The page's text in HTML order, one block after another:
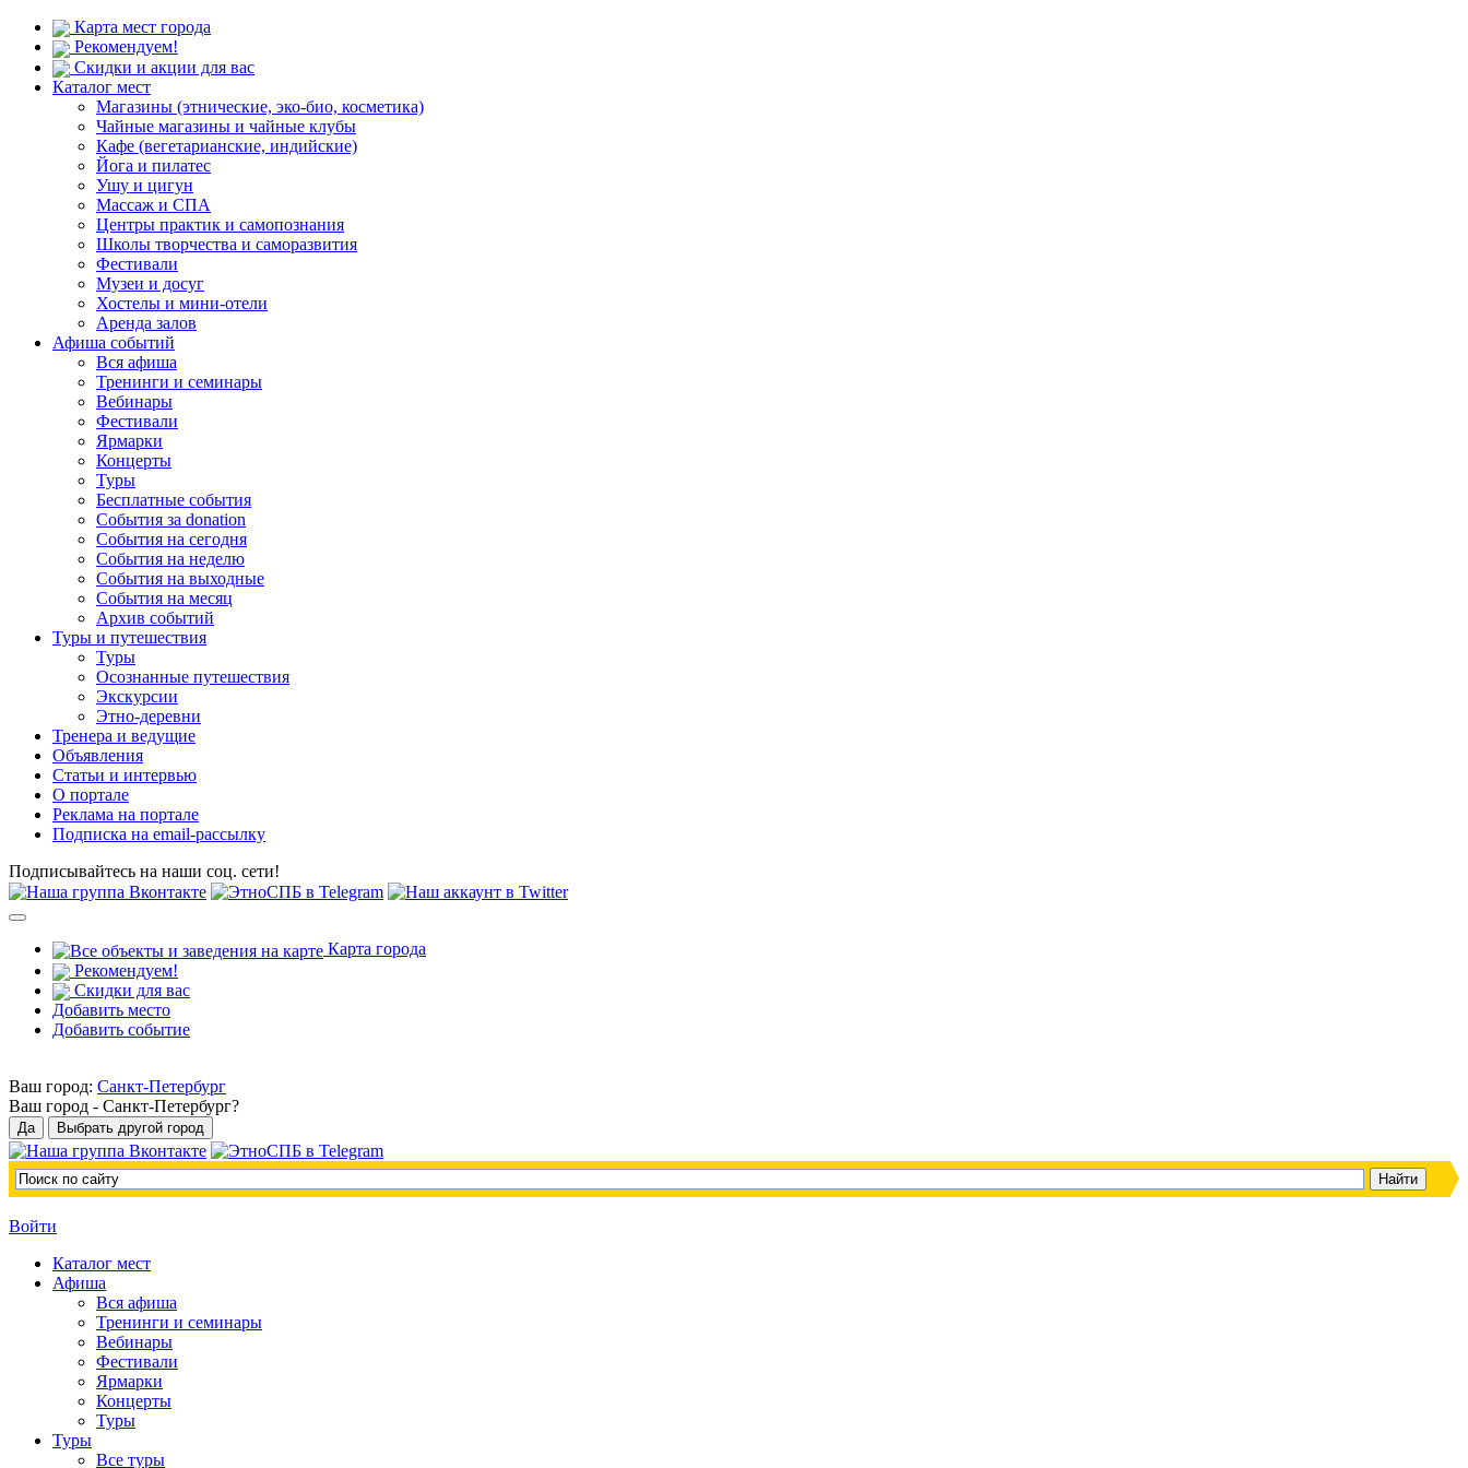
Карта мест города
Рекомендуем!
Скидки и акции для вас
Каталог мест
Магазины (этнические, эко-био, косметика)
Чайные магазины и чайные клубы
Кафе (вегетарианские, индийские)
Йога и пилатес
Ушу и цигун
Массаж и СПА
Центры практик и самопознания
Школы творчества и саморазвития
Фестивали
Музеи и досуг
Хостелы и мини-отели
Аренда залов
Афиша событий
Вся афиша
Тренинги и семинары
Вебинары
Фестивали
Ярмарки
Концерты
Туры
Бесплатные события
События за donation
События на сегодня
События на неделю
События на выходные
События на месяц
Архив событий
Туры и путешествия
Туры
Осознанные путешествия
Экскурсии
Этно-деревни
Тренера и ведущие
Объявления
Статьи и интервью
О портале
Реклама на портале
Подписка на email-рассылку
Подписывайтесь на наши соц. сети!
Карта города
Рекомендуем!
Скидки для вас
Добавить место
Добавить событие
Ваш город: Санкт-Петербург
Ваш город - Санкт-Петербург?
Войти
Каталог мест
Афиша
Вся афиша
Тренинги и семинары
Вебинары
Фестивали
Ярмарки
Концерты
Туры
Туры
Все туры